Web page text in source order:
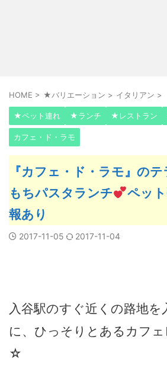
HOME > ★バリエーション > イタリアン >
★ペット連れ ★ランチ ★レストラン
カフェ・ド・ラモ
『カフェ・ド・ラモ』の
もちパスタランチ
ペッ
報あり
2017-11-05 2017-11-04
入谷駅のすぐ近くの路地を
に、ひっそりとあるカフ
☆